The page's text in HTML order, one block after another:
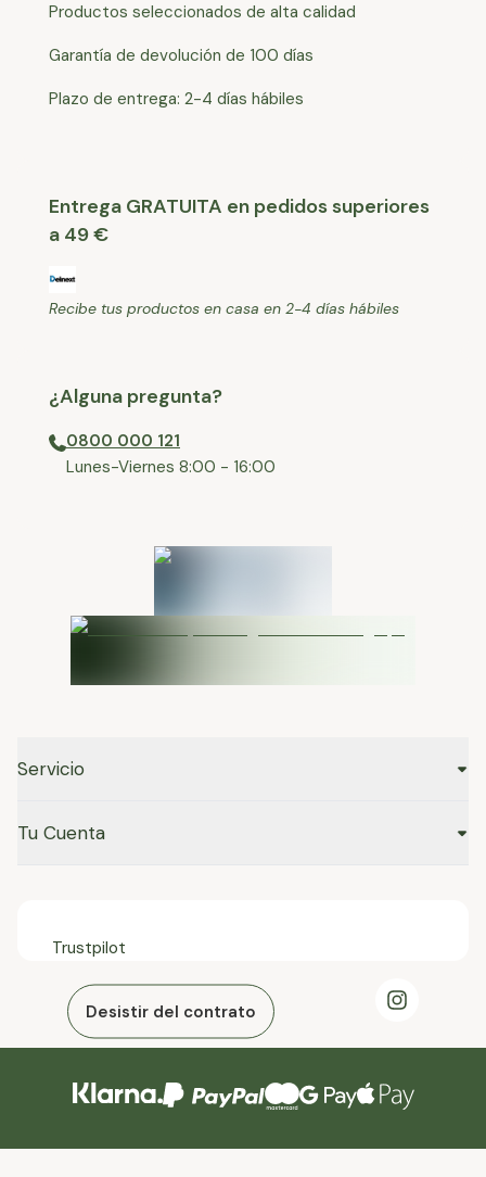
Productos seleccionados de alta calidad
Garantía de devolución de 100 días
Plazo de entrega: 2-4 días hábiles
Entrega GRATUITA en pedidos superiores
a 49 €
Recibe tus productos en casa en 2-4 días hábiles
¿Alguna pregunta?
0800 000 121
⁠Lunes-Viernes 8:00 - 16:00
Servicio
Tu Cuenta
Trustpilot
Desistir del contrato